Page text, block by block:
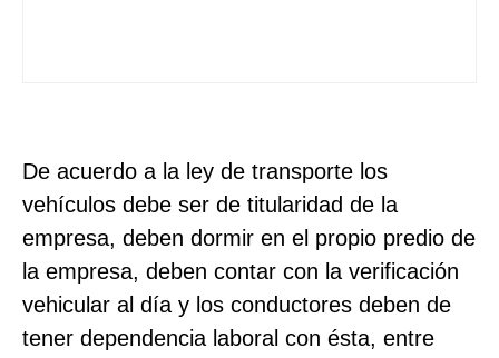
De acuerdo a la ley de transporte los
vehículos debe ser de titularidad de la
empresa, deben dormir en el propio predio de
la empresa, deben contar con la verificación
vehicular al día y los conductores deben de
tener dependencia laboral con ésta, entre